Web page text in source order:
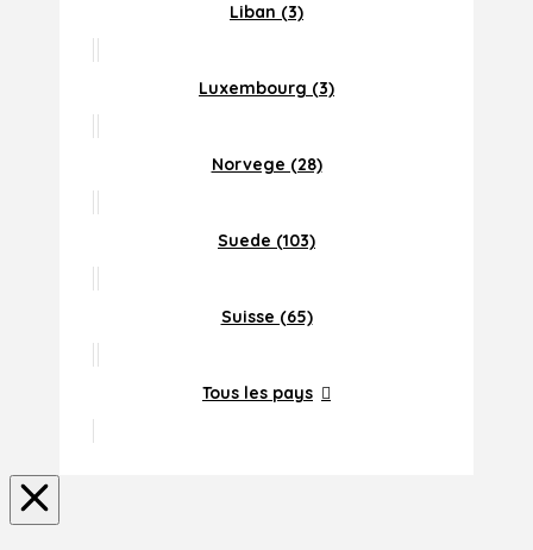
Liban (3)
Luxembourg (3)
Norvege (28)
Suede (103)
Suisse (65)
Tous les pays